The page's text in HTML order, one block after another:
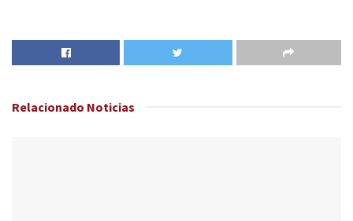
Relacionado Noticias